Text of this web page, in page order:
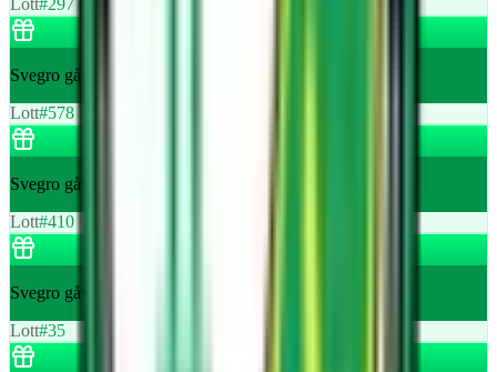
Svegro gåvopåse med 6 stycken krukor örter
Lott#578
Svegro gåvopåse med 6 stycken krukor örter
Lott#410
Svegro gåvopåse med 6 stycken krukor örter
Lott#35